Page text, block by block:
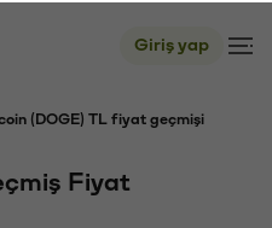
Giriş yap
(DOGE) TL fiyat geçmişi
Fiyat